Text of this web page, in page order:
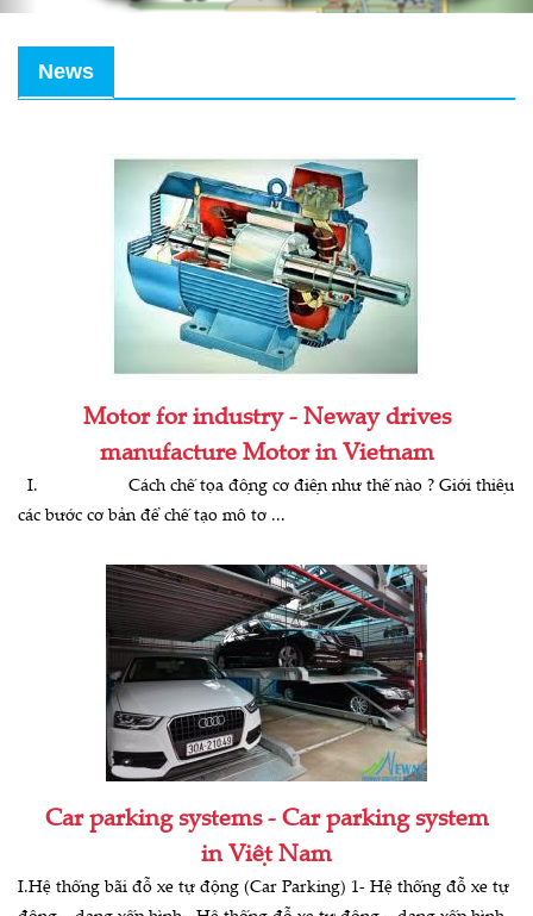
News
Motor for industry - Neway drives
manufacture Motor in Vietnam
I. Cách chế tọa động cơ điện như thế nào ? Giới thiệu
các bước cơ bản để chế tạo mô tơ ...
Car parking systems - Car parking system
in Việt Nam
I.Hệ thống bãi đỗ xe tự động (Car Parking) 1- Hệ thống đỗ xe tự